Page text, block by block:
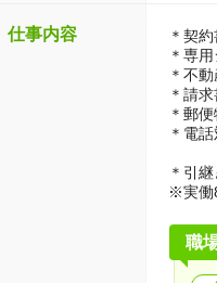
仕事内容
＊契
＊専
＊不
＊請
＊郵
＊電
＊引
※実働
職